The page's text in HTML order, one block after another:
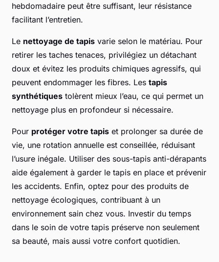
hebdomadaire peut être suffisant, leur résistance
facilitant l’entretien.
Le nettoyage de tapis varie selon le matériau. Pour
retirer les taches tenaces, privilégiez un détachant
doux et évitez les produits chimiques agressifs, qui
peuvent endommager les fibres. Les tapis
synthétiques tolèrent mieux l’eau, ce qui permet un
nettoyage plus en profondeur si nécessaire.
Pour protéger votre tapis et prolonger sa durée de
vie, une rotation annuelle est conseillée, réduisant
l’usure inégale. Utiliser des sous-tapis anti-dérapants
aide également à garder le tapis en place et prévenir
les accidents. Enfin, optez pour des produits de
nettoyage écologiques, contribuant à un
environnement sain chez vous. Investir du temps
dans le soin de votre tapis préserve non seulement
sa beauté, mais aussi votre confort quotidien.